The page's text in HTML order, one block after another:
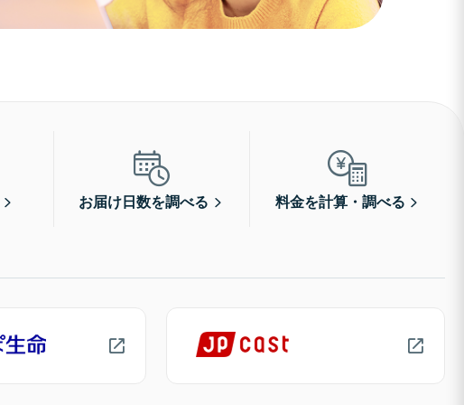
お届け日数を調べる 料金を計算・調べる